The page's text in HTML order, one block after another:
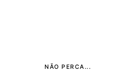
NÃO PERCA...